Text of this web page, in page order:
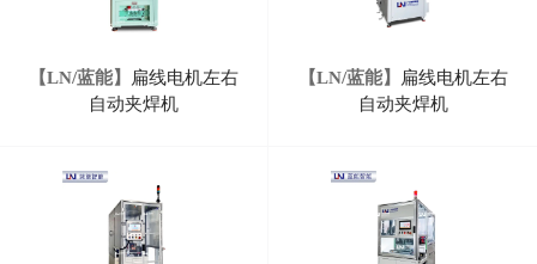
【LN/蓝能】
扁线电机左右
自动夹焊机
【LN/蓝能】
扁线电机左右
自动夹焊机